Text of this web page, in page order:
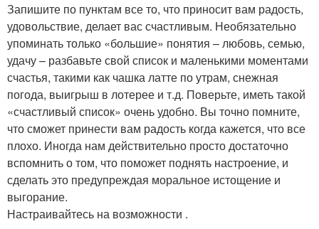
Запишите по пунктам все то, что приносит вам радость,
удовольствие, делает вас счастливым. Необязательно
упоминать только «большие» понятия – любовь, семью,
удачу – разбавьте свой список и маленькими моментами
счастья, такими как чашка латте по утрам, снежная
погода, выигрыш в лотерее и т.д. Поверьте, иметь такой
«счастливый список» очень удобно. Вы точно помните,
что сможет принести вам радость когда кажется, что все
плохо. Иногда нам действительно просто достаточно
вспомнить о том, что поможет поднять настроение, и
сделать это предупреждая моральное истощение и
выгорание.
Настраивайтесь на возможности .